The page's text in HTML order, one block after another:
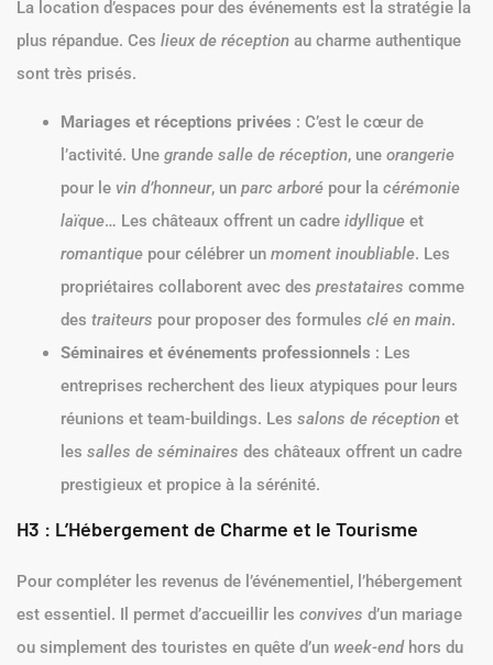
La location d’espaces pour des événements est la stratégie la
plus répandue. Ces lieux de réception au charme authentique
sont très prisés.
Mariages et réceptions privées : C’est le cœur de
l’activité. Une grande salle de réception, une orangerie
pour le vin d’honneur, un parc arboré pour la cérémonie
laïque… Les châteaux offrent un cadre idyllique et
romantique pour célébrer un moment inoubliable. Les
propriétaires collaborent avec des prestataires comme
des traiteurs pour proposer des formules clé en main.
Séminaires et événements professionnels : Les
entreprises recherchent des lieux atypiques pour leurs
réunions et team-buildings. Les salons de réception et
les salles de séminaires des châteaux offrent un cadre
prestigieux et propice à la sérénité.
H3 : L’Hébergement de Charme et le Tourisme
Pour compléter les revenus de l’événementiel, l’hébergement
est essentiel. Il permet d’accueillir les convives d’un mariage
ou simplement des touristes en quête d’un week-endhors du